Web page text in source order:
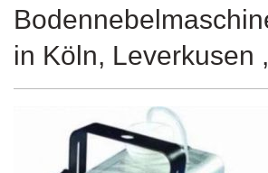
in Köln, Leverkusen